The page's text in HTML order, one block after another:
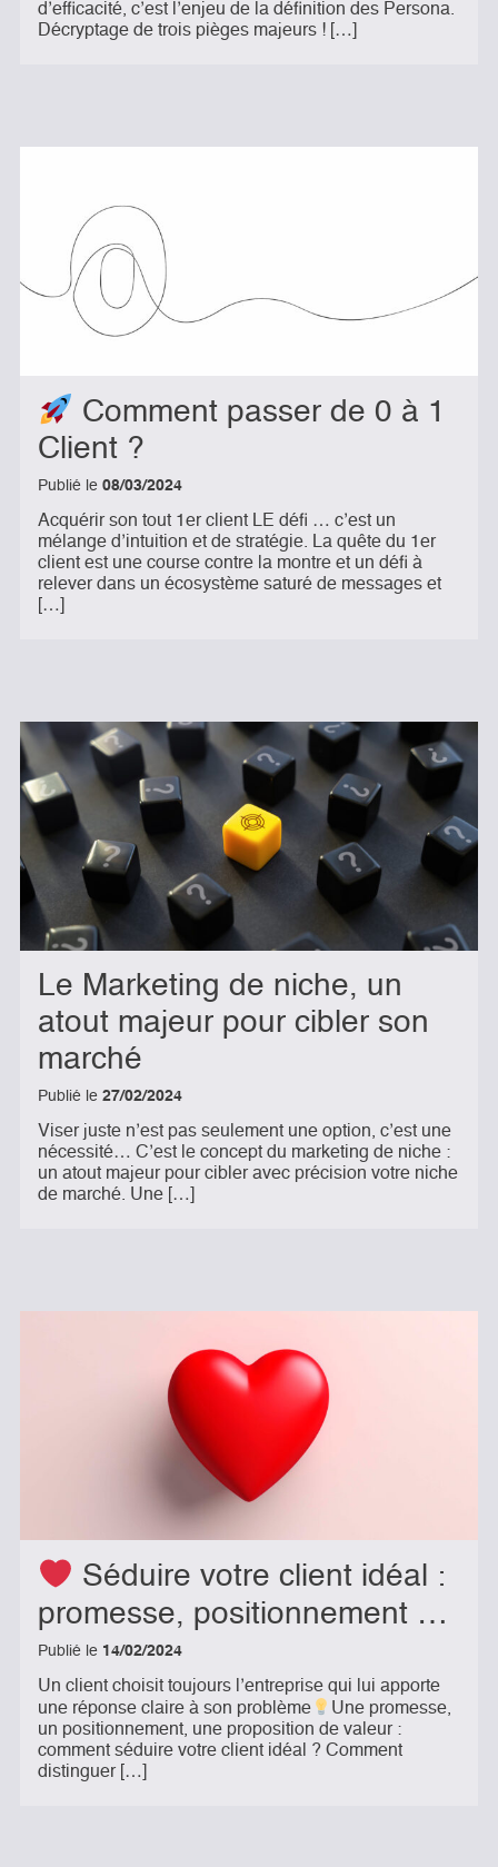
d’efficacité, c’est l’enjeu de la définition des Persona.
Décryptage de trois pièges majeurs ! […]
Comment passer de 0 à 1
Client ?
Publié le 08/03/2024
Acquérir son tout 1er client LE défi … c’est un
mélange d’intuition et de stratégie. La quête du 1er
client est une course contre la montre et un défi à
relever dans un écosystème saturé de messages et
[…]
Le Marketing de niche, un
atout majeur pour cibler son
marché
Publié le 27/02/2024
Viser juste n’est pas seulement une option, c’est une
nécessité… C’est le concept du marketing de niche :
un atout majeur pour cibler avec précision votre niche
de marché. Une […]
Séduire votre client idéal :
promesse, positionnement …
Publié le 14/02/2024
Un client choisit toujours l’entreprise qui lui apporte
une réponse claire à son problème
Une promesse,
un positionnement, une proposition de valeur :
comment séduire votre client idéal ? Comment
distinguer […]